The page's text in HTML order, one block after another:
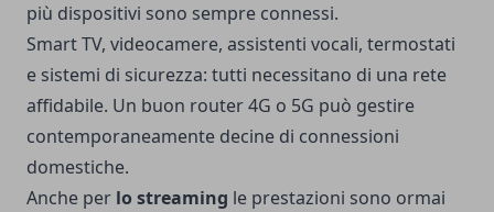
più dispositivi sono sempre connessi.
Smart TV, videocamere, assistenti vocali, termostati
e sistemi di sicurezza: tutti necessitano di una rete
affidabile. Un buon router 4G o 5G può gestire
contemporaneamente decine di connessioni
domestiche.
Anche per lo streaming le prestazioni sono ormai